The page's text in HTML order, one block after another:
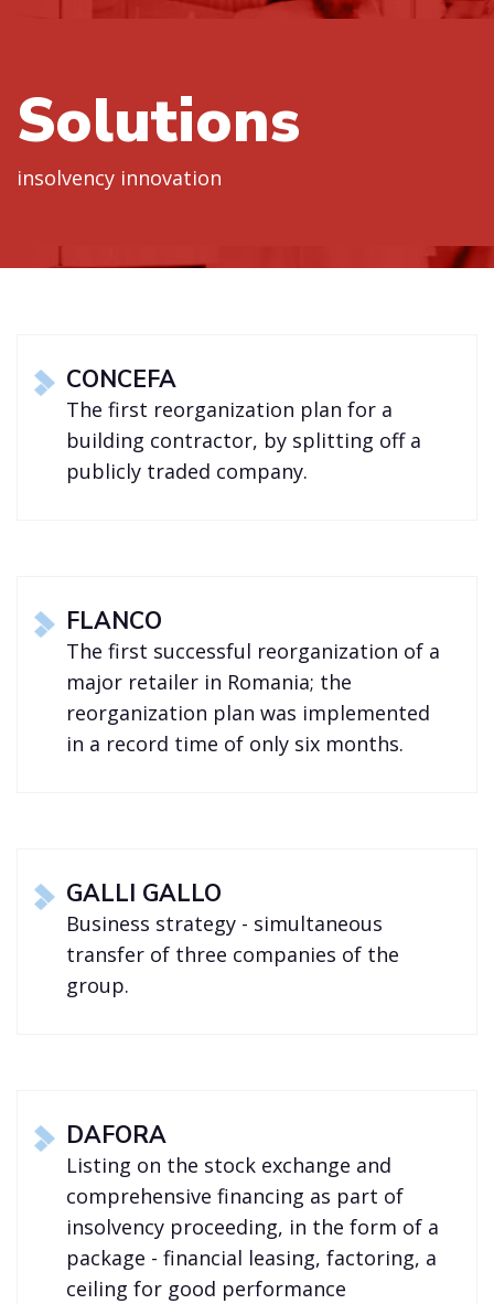
Solutions
insolvency innovation
CONCEFA
The first reorganization plan for a
building contractor, by splitting off a
publicly traded company.
FLANCO
The first successful reorganization of a
major retailer in Romania; the
reorganization plan was implemented
in a record time of only six months.
GALLI GALLO
Business strategy - simultaneous
transfer of three companies of the
group.
DAFORA
Listing on the stock exchange and
comprehensive financing as part of
insolvency proceeding, in the form of a
package - financial leasing, factoring, a
ceiling for good performance